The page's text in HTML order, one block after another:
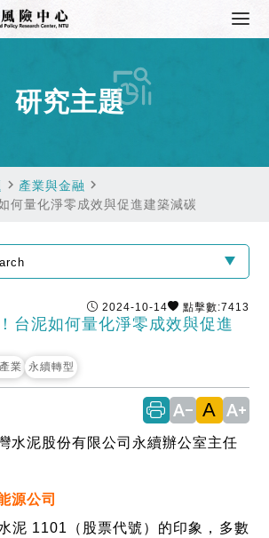
研究主題
navigate_next 產業與金融 navigate_next
何量化淨零成效與促進建築減碳
2024-10-14 點擊數:7413
台泥如何量化淨零成效與促進
業 永續轉型
text_decrease A text_increase
泥股份有限公司永續辦公室主任
源公司
1101（股票代號）的印象，多數